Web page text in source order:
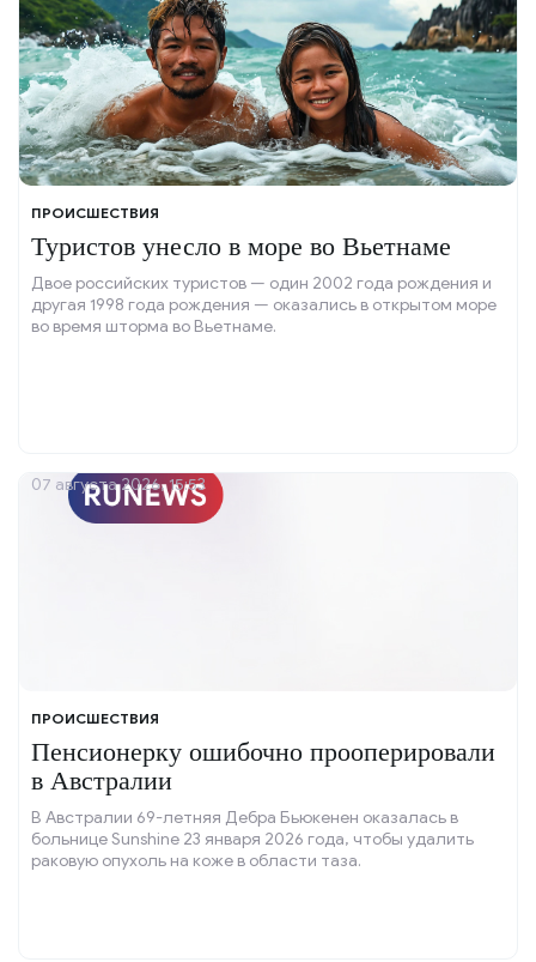
ПРОИСШЕСТВИЯ
Туристов унесло в море во Вьетнаме
Двое российских туристов — один 2002 года рождения и
другая 1998 года рождения — оказались в открытом море
во время шторма во Вьетнаме.
ПРОИСШЕСТВИЯ
Пенсионерку ошибочно прооперировали
в Австралии
В Австралии 69-летняя Дебра Бьюкенен оказалась в
больнице Sunshine 23 января 2026 года, чтобы удалить
раковую опухоль на коже в области таза.
07 августа 2026, 15:53